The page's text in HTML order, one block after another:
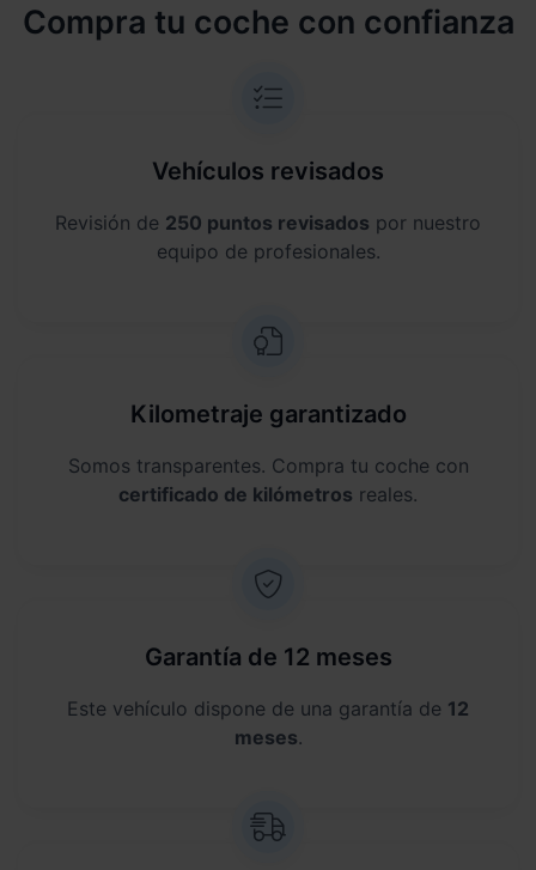
Compra tu coche con confianza
Vehículos revisados
Revisión de 250 puntos revisados por nuestro
equipo de profesionales.
Kilometraje garantizado
Somos transparentes. Compra tu coche con
certificado de kilómetros reales.
Garantía de 12 meses
Este vehículo dispone de una garantía de 12
meses.